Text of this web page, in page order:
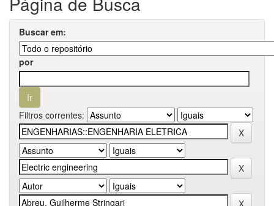
Buscar em:
por
Filtros correntes: